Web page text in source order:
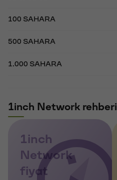
100 SAHARA
500 SAHARA
1.000 SAHARA
1inch Network rehberi
1inch
Network
fiyat